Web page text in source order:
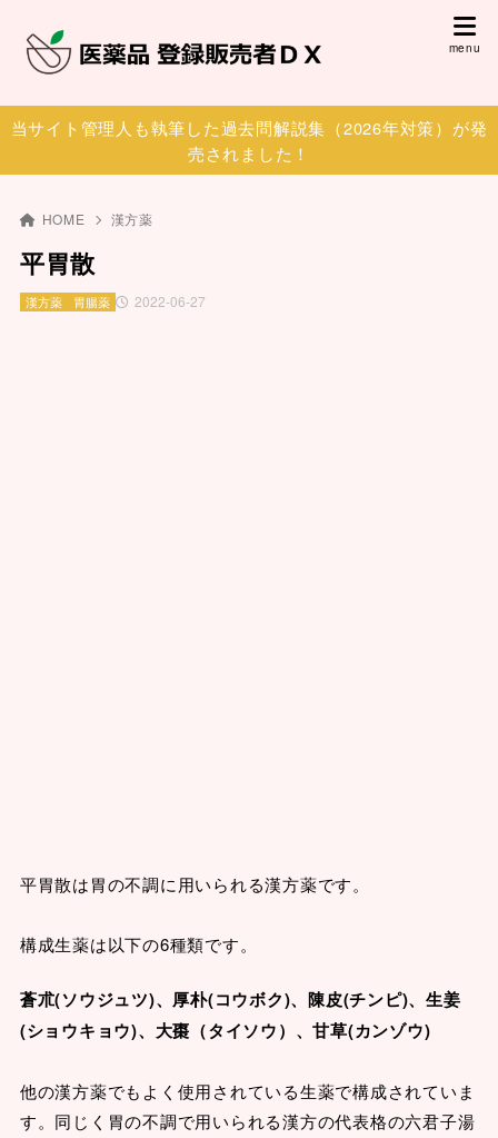
当サイト管理人も執筆した過去問解説集（2026年対策）が発
売されました！
HOME 漢方薬
平胃散
2022-06-27
漢方薬 胃腸薬
平胃散は胃の不調に用いられる漢方薬です。
構成生薬は以下の6種類です。
蒼朮(ソウジュツ)、厚朴(コウボク)、陳皮(チンピ)、生姜
(ショウキョウ)、大棗（タイソウ）、甘草(カンゾウ)
他の漢方薬でもよく使用されている生薬で構成されていま
す。同じく胃の不調で用いられる漢方の代表格の六君子湯